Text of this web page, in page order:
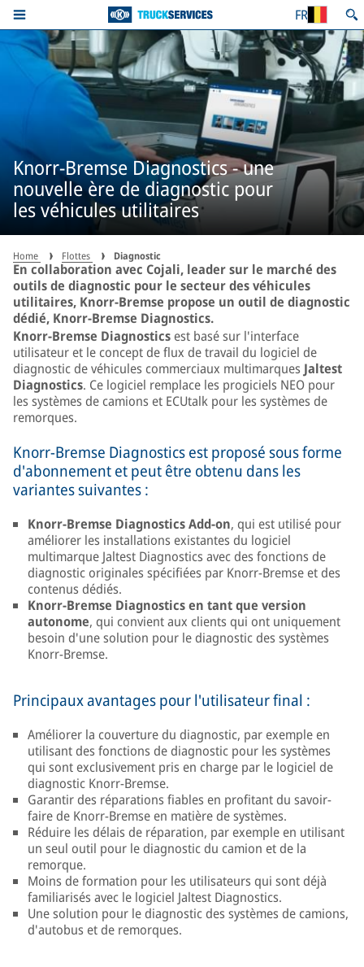
FR
Knorr-Bremse Diagnostics - une
nouvelle ère de diagnostic pour
les véhicules utilitaires
Home Flottes Diagnostic
En collaboration avec Cojali, leader sur le marché des
outils de diagnostic pour le secteur des véhicules
utilitaires, Knorr-Bremse propose un outil de diagnostic
dédié, Knorr-Bremse Diagnostics.
Knorr-Bremse Diagnosticsest basé sur l'interface
utilisateur et le concept de flux de travail du logiciel de
diagnostic de véhicules commerciaux multimarques Jaltest
Diagnostics. Ce logiciel remplace les progiciels NEO pour
les systèmes de camions et ECUtalk pour les systèmes de
remorques.
Knorr-Bremse Diagnostics est proposé sous forme
d'abonnement et peut être obtenu dans les
variantes suivantes :
Knorr-Bremse Diagnostics Add-on, qui est utilisé pour
améliorer les installations existantes du logiciel
multimarque Jaltest Diagnostics avec des fonctions de
diagnostic originales spécifiées par Knorr-Bremse et des
contenus dédiés.
Knorr-Bremse Diagnostics en tant que version
autonome, qui convient aux clients qui ont uniquement
besoin d'une solution pour le diagnostic des systèmes
Knorr-Bremse.
Principaux avantages pour l'utilisateur final :
Améliorer la couverture du diagnostic, par exemple en
utilisant des fonctions de diagnostic pour les systèmes
qui sont exclusivement pris en charge par le logiciel de
diagnostic Knorr-Bremse.
Garantir des réparations fiables en profitant du savoir-
faire de Knorr-Bremse en matière de systèmes.
Réduire les délais de réparation, par exemple en utilisant
un seul outil pour le diagnostic du camion et de la
remorque.
Moins de formation pour les utilisateurs qui sont déjà
familiarisés avec le logiciel Jaltest Diagnostics.
Une solution pour le diagnostic des systèmes de camions,
d'autobus et de remorques.